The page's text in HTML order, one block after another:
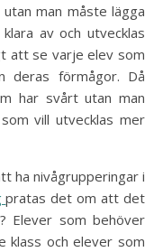
man måste lägga
av och utvecklas
att se varje elev som
deras förmågor. Då
har svårt utan man
vill utvecklas mer
ha nivågrupperingar i
pratas det om att det
Elever som behöver
och elever som